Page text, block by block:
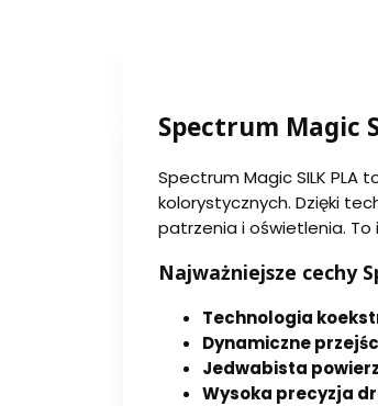
Spectrum Magic
Spectrum Magic SILK
kolorystycznych. Dzięki
patrzenia i oświetlenia. To
Najważniejsze cechy
Technologia
Dynamiczne
Jedwabista
Wysoka precyzja